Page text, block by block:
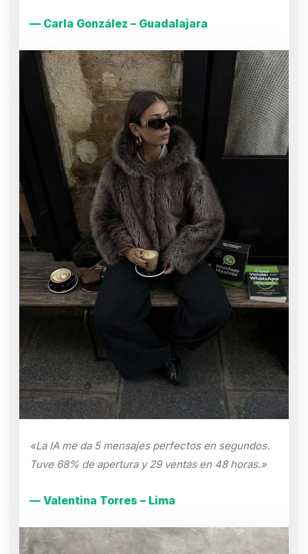
— Carla González – Guadalajara
«La IA me da 5 mensajes perfectos en segundos.
Tuve 68% de apertura y 29 ventas en 48 horas.»
— Valentina Torres – Lima